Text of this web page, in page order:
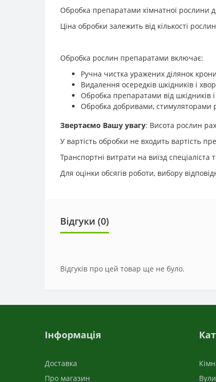
Обробка препаратами кімнатної рослини
Ціна обробки залежить від кількості
Обробка рослин препаратами включає:
Ручна чистка уражених ділянок
Видалення осередків шкідників і
Обробка препаратами від шкідників
Обробка добривами, стимуляторами
Звертаємо Вашу увагу: Висота рослин
У вартість обробки не входить вартість
Транспортні витрати на виїзд спеціаліста
Для оцінки обсягів роботи, вибору
Відгуки (0)
Відгуків про цей товар ще не було.
Інформація
Доставка
Про магазин